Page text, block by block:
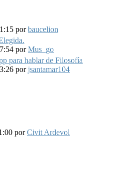
porbaucelion
porMus_go
para hablar de Filosofía
porjsantamar104
porCivit Ardevol